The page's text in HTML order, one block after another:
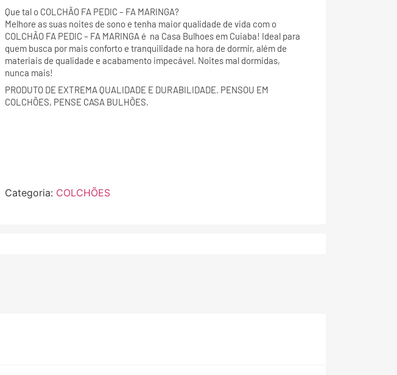
Que tal o COLCHÃO FA PEDIC – FA MARINGA?
Melhore as suas noites de sono e tenha maior qualidade de vida com o
COLCHÃO FA PEDIC – FA MARINGA é na Casa Bulhoes em Cuiaba! Ideal para
quem busca por mais conforto e tranquilidade na hora de dormir, além de
materiais de qualidade e acabamento impecável. Noites mal dormidas,
nunca mais!
PRODUTO DE EXTREMA QUALIDADE E DURABILIDADE. PENSOU EM
COLCHÕES, PENSE CASA BULHÕES.
Categoria: COLCHÕES